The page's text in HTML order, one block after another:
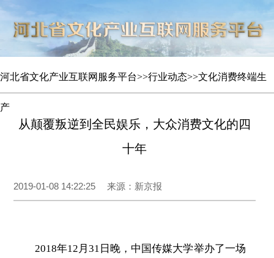
河北省文化产业互联网服务平台>>行业动态>>文化消费终端生
产
从颠覆叛逆到全民娱乐，大众消费文化的四
十年
2019-01-08 14:22:25 来源：新京报
2018年12月31日晚，中国传媒大学举办了一场